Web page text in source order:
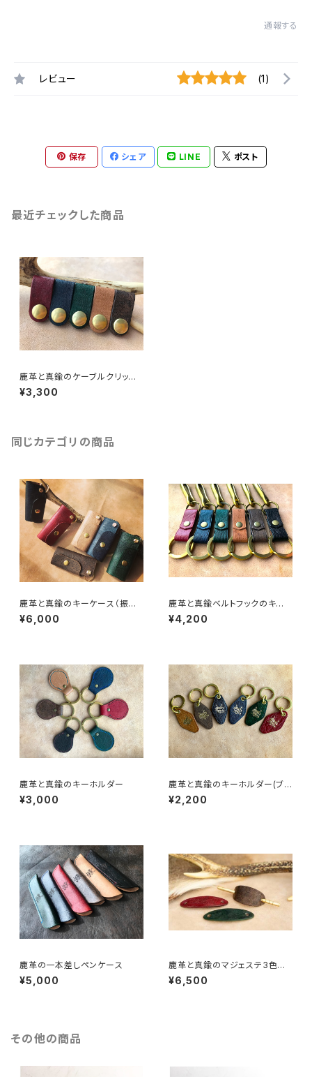
通報する
レビュー (1)
保存 シェア LINE ポスト
最近チェックした商品
鹿革と真鍮のケーブルクリップ
（5色セット）
¥3,300
同じカテゴリの商品
鹿革と真鍮のキーケース（振り
出し式）
¥6,000
鹿革と真鍮ベルトフックのキー
ホルダー
¥4,200
鹿革と真鍮のキーホルダー
¥3,000
鹿革と真鍮のキーホルダー(ブラ
ンドロゴ入り)
¥2,200
鹿革の一本差しペンケース
¥5,000
鹿革と真鍮のマジェステ3色セッ
ト（ヘアアクセサリー）
¥6,500
その他の商品